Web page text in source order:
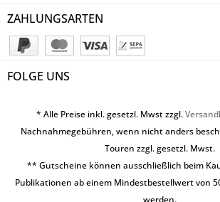
ZAHLUNGSARTEN
FOLGE UNS
* Alle Preise inkl. gesetzl. Mwst zzgl.
Nachnahmegebühren, wenn nicht anders
Touren zzgl. gesetzl. Mwst.
** Gutscheine können ausschließlich beim
Publikationen ab einem Mindestbestellwert von